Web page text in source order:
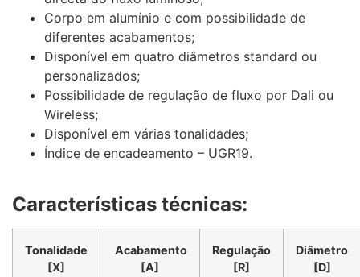
Corpo em alumínio e com possibilidade de
diferentes acabamentos;
Disponível em quatro diâmetros standard ou
personalizados;
Possibilidade de regulação de fluxo por Dali ou
Wireless;
Disponível em várias tonalidades;
Índice de encadeamento – UGR19.
Características técnicas:
Tonalidade
[X]
Acabamento
[A]
Regulação
[R]
Diâmetro
[D]